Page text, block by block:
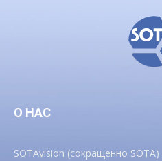
О НАС
SOTAvision (сокращенно